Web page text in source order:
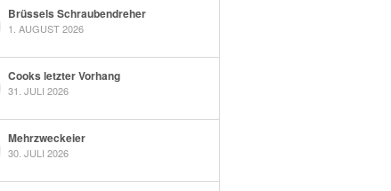
Brüssels Schraubendreher
1. AUGUST 2026
Cooks letzter Vorhang
31. JULI 2026
Mehrzweckeier
30. JULI 2026